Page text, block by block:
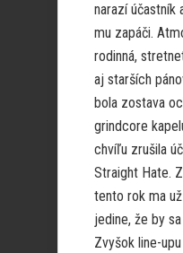
narazí účastník
mu zapáči.
rodinná,
aj starších
bola zostava
grindcore
chvíľu zrušila
Straight Hate.
tento rok ma
jedine, že by
Zvyšok line-